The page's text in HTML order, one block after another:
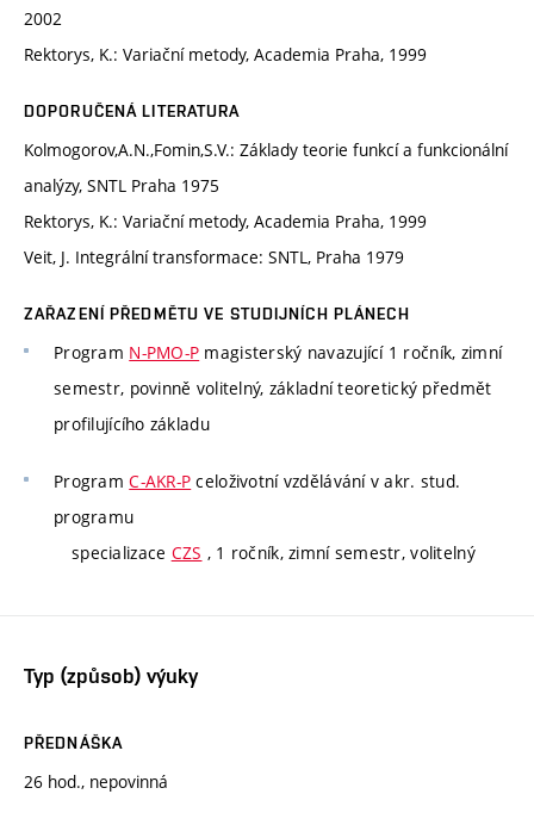
2002
Rektorys, K.: Variační metody, Academia Praha, 1999
DOPORUČENÁ LITERATURA
Kolmogorov,A.N.,Fomin,S.V.: Základy teorie funkcí a funkcionální
analýzy, SNTL Praha 1975
Rektorys, K.: Variační metody, Academia Praha, 1999
Veit, J. Integrální transformace: SNTL, Praha 1979
ZAŘAZENÍ PŘEDMĚTU VE STUDIJNÍCH PLÁNECH
Program N-PMO-P magisterský navazující 1 ročník, zimní
semestr, povinně volitelný, základní teoretický předmět
profilujícího základu
ProgramC-AKR-P celoživotní vzdělávání v akr. stud.
programu
specializace CZS , 1 ročník, zimní semestr, volitelný
Typ (způsob) výuky
PŘEDNÁŠKA
26 hod., nepovinná